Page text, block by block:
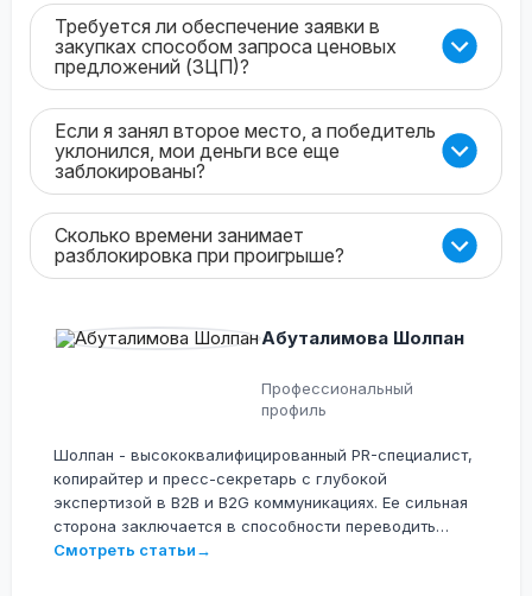
Требуется ли обеспечение заявки в
закупках способом запроса ценовых
предложений (ЗЦП)?
Если я занял второе место, а победитель
уклонился, мои деньги все еще
заблокированы?
Сколько времени занимает
разблокировка при проигрыше?
Абуталимова Шолпан
Профессиональный
профиль
Шолпан - высококвалифицированный PR-специалист,
копирайтер и пресс-секретарь с глубокой
экспертизой в B2B и B2G коммуникациях. Ее сильная
сторона заключается в способности переводить
сложные технологические, юридические и
Смотреть статьи→